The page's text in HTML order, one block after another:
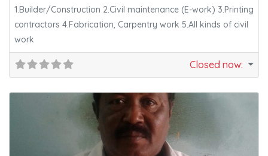
1.Builder/Construction 2.Civil maintenance (E-work) 3.Printing
contractors 4.Fabrication, Carpentry work 5.All kinds of civil
work
Closed now: